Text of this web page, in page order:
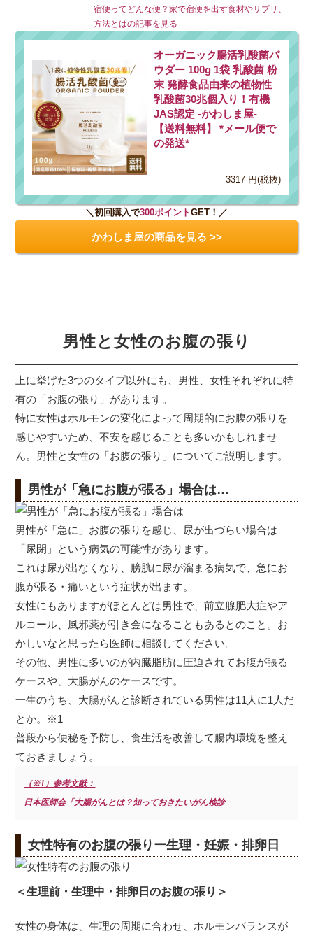
宿便ってどんな便？家で宿便を出す食材やサプリ、
方法とはの記事を見る
オーガニック腸活乳酸菌パ
ウダー 100g 1袋 乳酸菌 粉
末 発酵食品由来の植物性
乳酸菌30兆個入り！有機
JAS認定 -かわしま屋-
【送料無料】 *メール便で
の発送*
3317 円(税抜)
＼初回購入で300ポイントGET！／
かわしま屋の商品を見る >>
男性と女性のお腹の張り
上に挙げた3つのタイプ以外にも、男性、女性それぞれに特
有の「お腹の張り」があります。
特に女性はホルモンの変化によって周期的にお腹の張りを
感じやすいため、不安を感じることも多いかもしれませ
ん。男性と女性の「お腹の張り」についてご説明します。
男性が「急にお腹が張る」場合は…
男性が「急に」お腹の張りを感じ、尿が出づらい場合は
「尿閉」という病気の可能性があります。
これは尿が出なくなり、膀胱に尿が溜まる病気で、急にお
腹が張る・痛いという症状が出ます。
女性にもありますがほとんどは男性で、前立腺肥大症やア
ルコール、風邪薬が引き金になることもあるとのこと。お
かしいなと思ったら医師に相談してください。
その他、男性に多いのが内臓脂肪に圧迫されてお腹が張る
ケースや、大腸がんのケースです。
一生のうち、大腸がんと診断されている男性は11人に1人だ
とか。※1
普段から便秘を予防し、食生活を改善して腸内環境を整え
ておきましょう。
（※1）参考文献：
日本医師会「大腸がんとは？知っておきたいがん検診
女性特有のお腹の張りー生理・妊娠・排卵日
＜生理前・生理中・排卵日のお腹の張り＞
女性の身体は、生理の周期に合わせ、ホルモンバランスが